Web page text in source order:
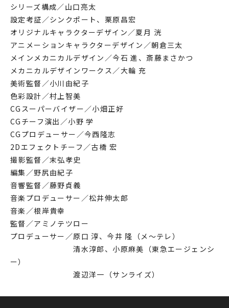
シリーズ構成／山口亮太
設定考証／シンクポート、栗原昌宏
オリジナルキャラクターデザイン／夏月 洸
アニメーションキャラクターデザイン／朝倉三太
メインメカニカルデザイン／今石 進、斎藤まさかつ
メカニカルデザインワークス／大輪 充
美術監督／小川由紀子
色彩設計／村上智美
CGスーパーバイザー／小畑正好
CGチーフ演出／小野 学
CGプロデューサー／今西隆志
2Dエフェクトチーフ／古橋 宏
撮影監督／末弘孝史
編集／野尻由紀子
音響監督／藤野貞義
音楽プロデューサー／松井伸太郎
音楽／根岸貴幸
監督／アミノテツロー
プロデューサー／原口 淳、今井 隆（メ～テレ）
清水淳郎、小原麻美（東急エージェンシ
ー）
渡辺洋一（サンライズ）